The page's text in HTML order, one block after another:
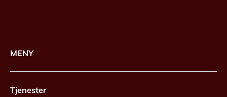
MENY
Tjenester